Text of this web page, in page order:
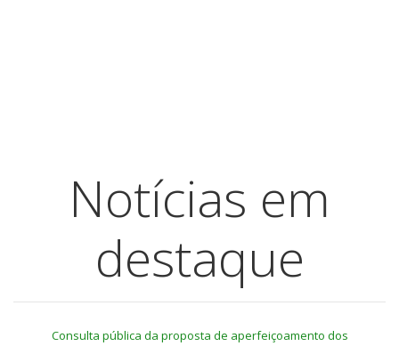
Notícias em
destaque
Consulta pública da proposta de aperfeiçoamento dos